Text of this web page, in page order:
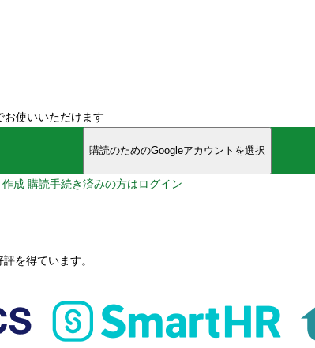
使いいただけます
購読のためのGoogleアカウントを選択
成 購読手続き済みの方はログイン
を得ています。